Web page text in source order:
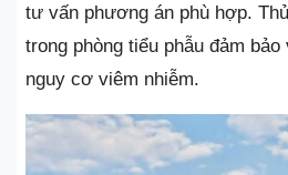
tư vấn phương án phù hợp.
trong phòng tiểu phẫu đảm
nguy cơ viêm nhiễm.